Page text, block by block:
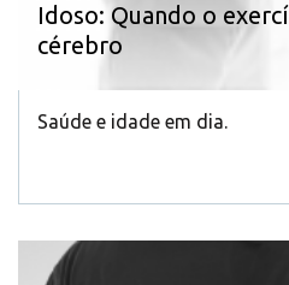
Idoso: Quando o
cérebro
Saúde e idade em dia.